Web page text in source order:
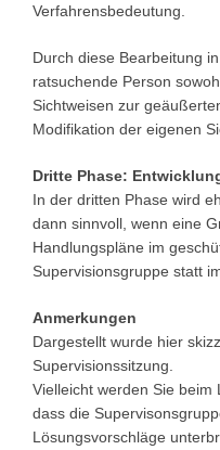
Verfahrensbedeutung.
Durch diese Bearbeitung
ratsuchende Person
Sichtweisen zur
Modifikation der eigenen
Dritte Phase:
In der dritten Phase wird
dann sinnvoll, wenn eine
Handlungspläne im
Supervisionsgruppe statt
Anmerkungen
Dargestellt wurde hier
Supervisionssitzung.
Vielleicht werden Sie beim
dass die
Lösungsvorschläge